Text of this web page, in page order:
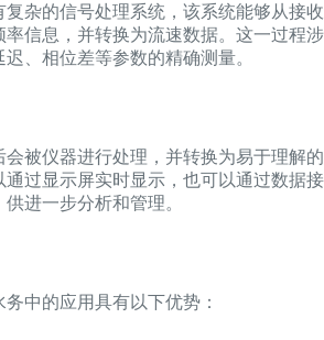
杂的信号处理系统，该系统能够从接收
信息，并转换为流速数据。这一过程涉
、相位差等参数的精确测量。
被仪器进行处理，并转换为易于理解的
过显示屏实时显示，也可以通过数据接
进一步分析和管理。
中的应用具有以下优势：